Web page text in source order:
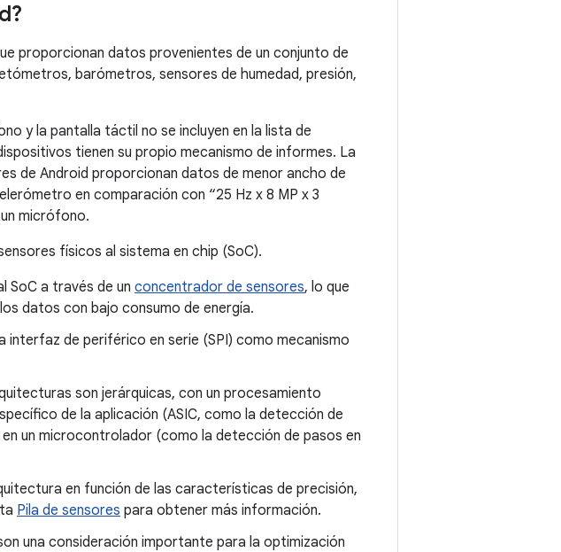
proporcionan datos provenientes de un conjunto de
barómetros, sensores de humedad, presión,
y la pantalla táctil no se incluyen en la lista de
tienen su propio mecanismo de informes. La
de Android proporcionan datos de menor ancho de
en comparación con “25 Hz x 8 MP x 3
micrófono.
físicos al sistema en chip (SoC).
SoC a través de un concentrador de sensores, lo que
datos con bajo consumo de energía.
interfaz de periférico en serie (SPI) como mecanismo
son jerárquicas, con un procesamiento
de la aplicación (ASIC, como la detección de
un microcontrolador (como la detección de pasos en
en función de las características de precisión,
Pila de sensores para obtener más información.
una consideración importante para la optimización